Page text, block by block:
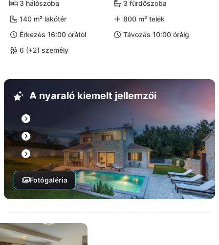
3 hálószoba
3 fürdőszoba
140 m² lakótér
800 m² telek
Érkezés 16:00 órától
Távozás 10:00 óráig
6 (+2) személy
A nyaraló kiemelt jellemzői
Fotógaléria